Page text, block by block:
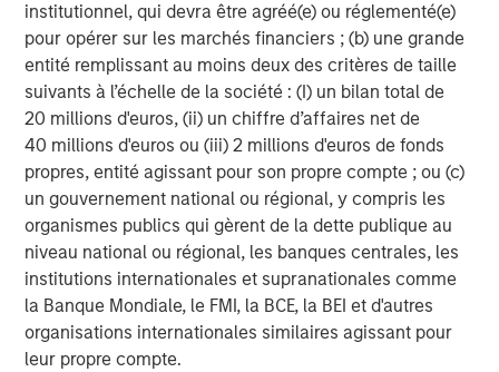
institutionnel, qui devra être agréé(e) ou réglementé(e)
pour opérer sur les marchés financiers ; (b) une grande
entité remplissant au moins deux des critères de taille
suivants à l’échelle de la société : (I) un bilan total de
20 millions d'euros, (ii) un chiffre d’affaires net de
40 millions d'euros ou (iii) 2 millions d'euros de fonds
propres, entité agissant pour son propre compte ; ou (c)
un gouvernement national ou régional, y compris les
organismes publics qui gèrent de la dette publique au
niveau national ou régional, les banques centrales, les
institutions internationales et supranationales comme
la Banque Mondiale, le FMI, la BCE, la BEI et d'autres
organisations internationales similaires agissant pour
leur propre compte.
Industrial metals poised to benefit from growth
Along with green investments, infrastructure spending
continues as global growth stabilizes. Industrial metals
and minerals, the backbone of construction and
manufacturing, may be on track to demonstrate
resilience in 2026. Despite some headwinds in recent
years from China’s property sector slowdown, base
metals have held up relatively well and even rallied in late
2025. Metals like copper, aluminum and tin are positioned
for solid demand.
The World Bank observed that resilient activity in major
economies plus strong renewable investment have
boosted demand for these metals, helping push base